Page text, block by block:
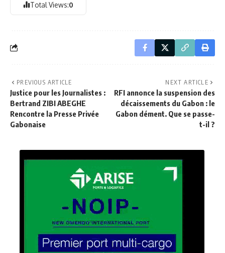
Total Views:0
PREVIOUS ARTICLE
Justice pour les Journalistes :
Bertrand ZIBI ABEGHE
Rencontre la Presse Privée
Gabonaise
NEXT ARTICLE
RFI annonce la suspension des
décaissements du Gabon : le
Gabon dément. Que se passe-
t-il ?